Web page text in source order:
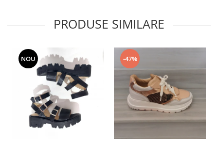
PRODUSE SIMILARE
NOU -47%